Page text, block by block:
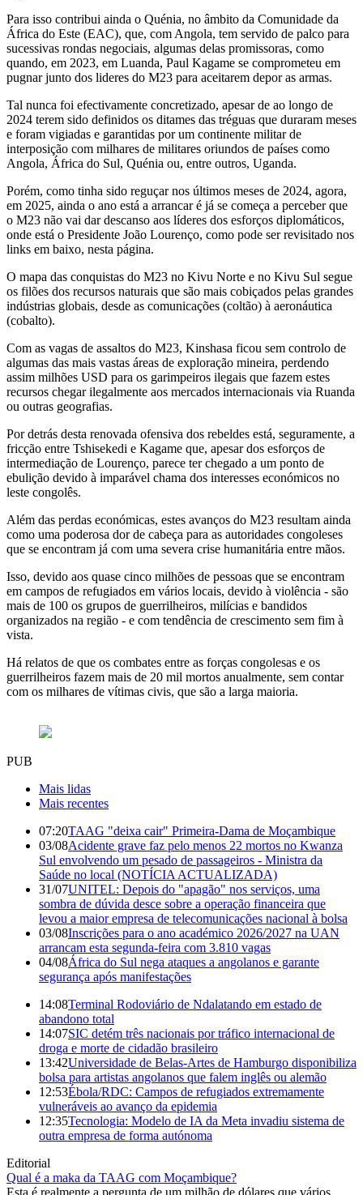
Para isso contribui ainda o Quénia, no âmbito da Comunidade da
África do Este (EAC), que, com Angola, tem servido de palco para
sucessivas rondas negociais, algumas delas promissoras, como
quando, em 2023, em Luanda, Paul Kagame se comprometeu em
pugnar junto dos lideres do M23 para aceitarem depor as armas.
Tal nunca foi efectivamente concretizado, apesar de ao longo de
2024 terem sido definidos os ditames das tréguas que duraram meses
e foram vigiadas e garantidas por um continente militar de
interposição com milhares de militares oriundos de países como
Angola, África do Sul, Quénia ou, entre outros, Uganda.
Porém, como tinha sido reguçar nos últimos meses de 2024, agora,
em 2025, ainda o ano está a arrancar é já se começa a perceber que
o M23 não vai dar descanso aos líderes dos esforços diplomáticos,
onde está o Presidente João Lourenço, como pode ser revisitado nos
links em baixo, nesta página.
O mapa das conquistas do M23 no Kivu Norte e no Kivu Sul segue
os filões dos recursos naturais que são mais cobiçados pelas grandes
indústrias globais, desde as comunicações (coltão) à aeronáutica
(cobalto).
Com as vagas de assaltos do M23, Kinshasa ficou sem controlo de
algumas das mais vastas áreas de exploração mineira, perdendo
assim milhões USD para os garimpeiros ilegais que fazem estes
recursos chegar ilegalmente aos mercados internacionais via Ruanda
ou outras geografias.
Por detrás desta renovada ofensiva dos rebeldes está, seguramente, a
fricção entre Tshisekedi e Kagame que, apesar dos esforços de
intermediação de Lourenço, parece ter chegado a um ponto de
ebulição devido à imparável chama dos interesses económicos no
leste congolês.
Além das perdas económicas, estes avanços do M23 resultam ainda
como uma poderosa dor de cabeça para as autoridades congoleses
que se encontram já com uma severa crise humanitária entre mãos.
Isso, devido aos quase cinco milhões de pessoas que se encontram
em campos de refugiados em vários locais, devido à violência - são
mais de 100 os grupos de guerrilheiros, milícias e bandidos
organizados na região - e com tendência de crescimento sem fim à
vista.
Há relatos de que os combates entre as forças congolesas e os
guerrilheiros fazem mais de 20 mil mortos anualmente, sem contar
com os milhares de vítimas civis, que são a larga maioria.
PUB
Mais lidas
Mais recentes
07:20TAAG "deixa cair" Primeira-Dama de Moçambique
03/08Acidente grave faz pelo menos 22 mortos no Kwanza
Sul envolvendo um pesado de passageiros - Ministra da
Saúde no local (NOTÍCIA ACTUALIZADA)
31/07UNITEL: Depois do "apagão" nos serviços, uma
sombra de dúvida desce sobre a operação financeira que
levou a maior empresa de telecomunicações nacional à bolsa
03/08Inscrições para o ano académico 2026/2027 na UAN
arrancam esta segunda-feira com 3.810 vagas
04/08África do Sul nega ataques a angolanos e garante
segurança após manifestações
14:08Terminal Rodoviário de Ndalatando em estado de
abandono total
14:07SIC detém três nacionais por tráfico internacional de
droga e morte de cidadão brasileiro
13:42Universidade de Belas-Artes de Hamburgo disponibiliza
bolsa para artistas angolanos que falem inglês ou alemão
12:53Ébola/RDC: Campos de refugiados extremamente
vulneráveis ao avanço da epidemia
12:35Tecnologia: Modelo de IA da Meta invadiu sistema de
outra empresa de forma autónoma
Editorial
Qual é a maka da TAAG com Moçambique?
Esta é realmente a pergunta de um milhão de dólares que vários